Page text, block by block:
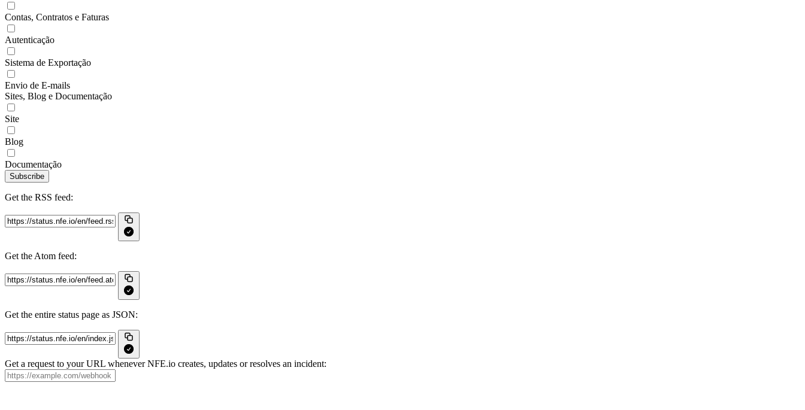
Contas, Contratos e Faturas
Autenticação
Sistema de Exportação
Envio de E-mails
Sites, Blog e Documentação
Site
Blog
Documentação
Subscribe
Get the RSS feed:
Get the Atom feed:
Get the entire status page as JSON:
Get a request to your URL whenever NFE.io creates, updates or resolves an incident: